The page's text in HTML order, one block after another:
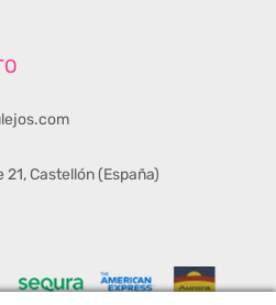
Castellón (España)